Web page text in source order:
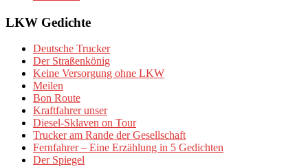
LKW Gedichte
Deutsche Trucker
Der Straßenkönig
Keine Versorgung ohne LKW
Meilen
Bon Route
Kraftfahrer unser
Diesel-Sklaven on Tour
Trucker am Rande der Gesellschaft
Fernfahrer – Eine Erzählung in 5 Gedichten
Der Spiegel